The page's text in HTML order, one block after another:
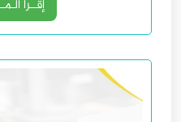
إقــرأ